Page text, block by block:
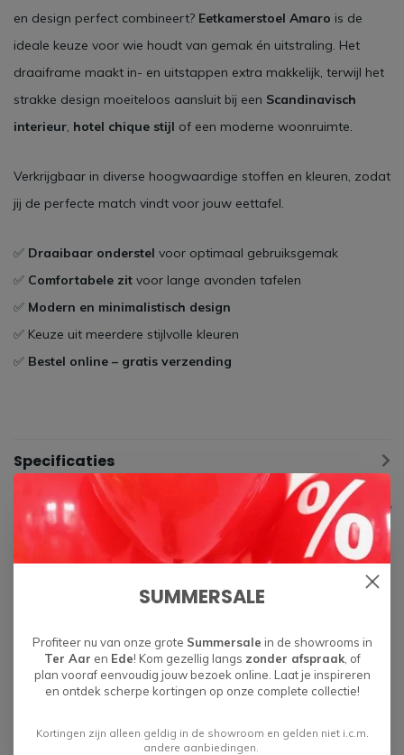
en design perfect combineert? Eetkamerstoel Amaro is de
ideale keuze voor wie houdt van gemak én uitstraling. Het
draaiframe maakt in- en uitstappen extra makkelijk, terwijl het
strakke design moeiteloos aansluit bij een Scandinavisch
interieur, hotel chique stijl of een moderne woonruimte.
Verkrijgbaar in diverse hoogwaardige stoffen en kleuren, zodat
jij de perfecte match vindt voor jouw eettafel.
✅ Draaibaar onderstel voor optimaal gebruiksgemak
✅ Comfortabele zit voor lange avonden tafelen
✅ Modern en minimalistisch design
✅ Keuze uit meerdere stijlvolle kleuren
✅ Bestel online – gratis verzending
Specificaties
Gerelateerde producten
SUMMERSALE
Profiteer nu van onze grote Summersale in de showrooms in
Ter Aar en Ede! Kom gezellig langs zonder afspraak, of
plan vooraf eenvoudig jouw bezoek online. Laat je inspireren
en ontdek scherpe kortingen op onze complete collectie!
Kortingen zijn alleen geldig in de showroom en gelden niet i.c.m.
andere aanbiedingen.